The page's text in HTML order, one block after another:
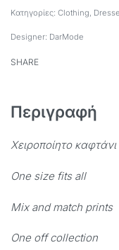
Κατηγορίες: Clothing,
Designer: DarMode
SHARE
Περιγραφή
Χειροποίητο καφτάνι
One size fits all
Mix and match prints
One off collection